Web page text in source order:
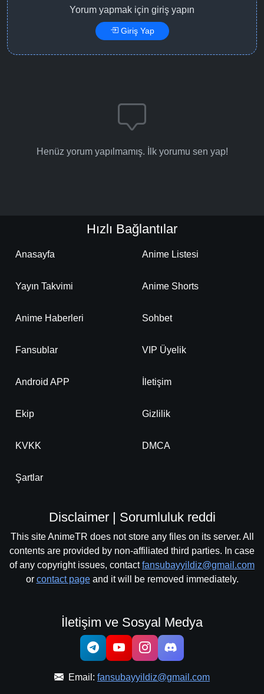
Yorum yapmak için giriş yapın
Giriş Yap
Henüz yorum yapılmamış. İlk yorumu sen yap!
Hızlı Bağlantılar
Anasayfa Anime Listesi
Yayın Takvimi Anime Shorts
Anime Haberleri Sohbet
Fansublar VIP Üyelik
Android APP İletişim
Ekip Gizlilik
KVKK DMCA
Şartlar
Disclaimer | Sorumluluk reddi
This site AnimeTR does not store any files on its server. All
contents are provided by non-affiliated third parties. In case
of any copyright issues, contactfansubayyildiz@gmail.com
or contact pageand it will be removed immediately.
İletişim ve Sosyal Medya
Email: fansubayyildiz@gmail.com